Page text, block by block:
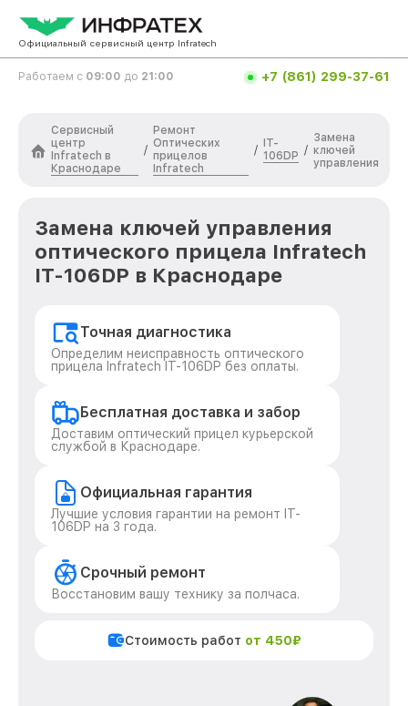
Официальный сервисный центр Infratech
Работаем с 09:00 до 21:00 +7 (861) 299-37-61
Сервисный
центр
Infratech в
Краснодаре
/
Ремонт
Оптических
прицелов
Infratech
/
IT-
106DP /
Замена
ключей
управления
Замена ключей управления
оптического прицела Infratech
IT-106DP в Краснодаре
Точная диагностика
Определим неисправность оптического
прицела Infratech IT-106DP без оплаты.
Бесплатная доставка и забор
Доставим оптический прицел курьерской
службой в Краснодаре.
Официальная гарантия
Лучшие условия гарантии на ремонт IT-
106DP на 3 года.
Срочный ремонт
Восстановим вашу технику за полчаса.
Стоимость работ от 450₽